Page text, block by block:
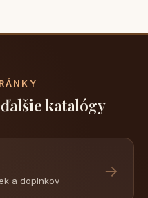
katalógy
a doplnkov
→